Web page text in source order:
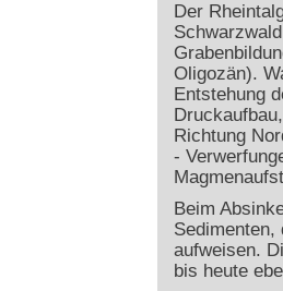
Der
Oligozän).
Entstehung
Richtung
-
Beim
aufweisen.
bis heute